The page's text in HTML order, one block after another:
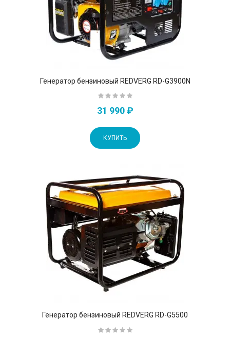
Генератор бензиновый REDVERG RD-G3900N
31 990 ₽
КУПИТЬ
Генератор бензиновый REDVERG RD-G5500